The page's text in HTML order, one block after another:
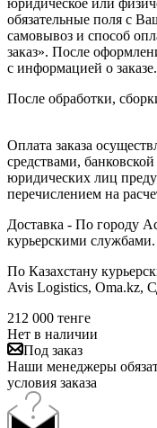
обязательные поля с
самовывоз и способ
заказ». После
с информацией о заказе.
После обработки,
Оплата заказа
средствами,
юридических лиц
перечислением на
Доставка - По городу
курьерскими службами.
По Казахстану
Avis Logistics,
212 000 тенге
Нет в наличии
Под заказ
Наши менеджеры
условия заказа